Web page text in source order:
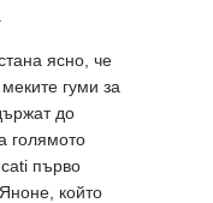
ясно, че
гуми за
до
голямото
първо
който